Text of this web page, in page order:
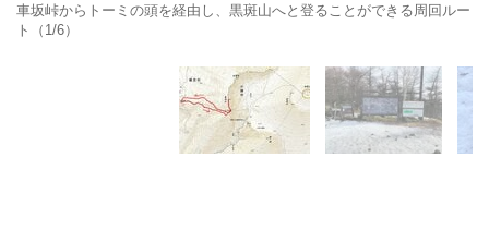
車坂峠からトーミの頭を経由し、黒斑山へと登ることができる周回ルー
ト（1/6）